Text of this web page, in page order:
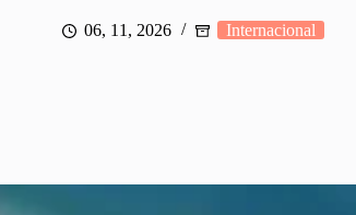
06, 11, 2026 Internacional